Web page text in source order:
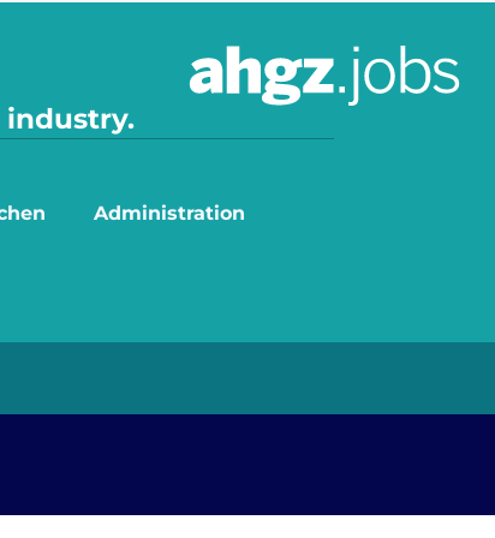
industry.
Administration